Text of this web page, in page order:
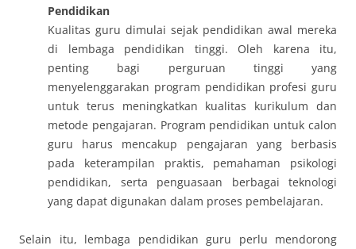
Pendidikan
Kualitas guru dimulai sejak pendidikan awal mereka
di lembaga pendidikan tinggi. Oleh karena itu,
penting bagi perguruan tinggi yang
menyelenggarakan program pendidikan profesi guru
untuk terus meningkatkan kualitas kurikulum dan
metode pengajaran. Program pendidikan untuk calon
guru harus mencakup pengajaran yang berbasis
pada keterampilan praktis, pemahaman psikologi
pendidikan, serta penguasaan berbagai teknologi
yang dapat digunakan dalam proses pembelajaran.
Selain itu, lembaga pendidikan guru perlu mendorong